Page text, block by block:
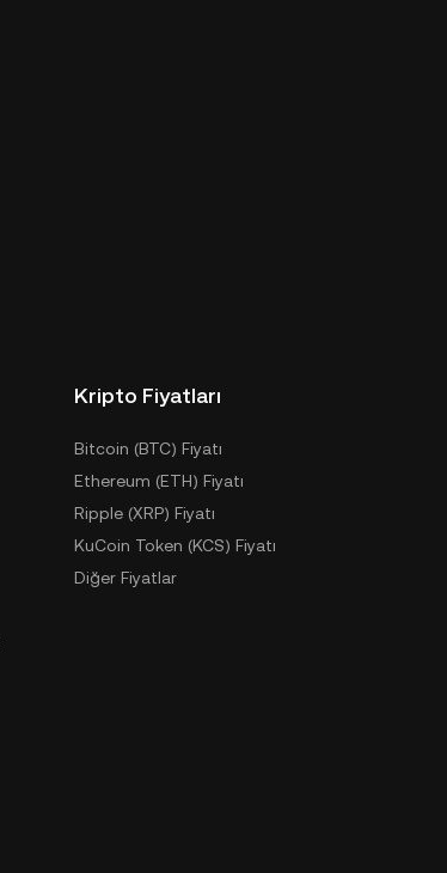
Kripto Fiyatları
Bitcoin (BTC) Fiyatı
Ethereum (ETH) Fiyatı
Ripple (XRP) Fiyatı
KuCoin Token (KCS) Fiyatı
Diğer Fiyatlar